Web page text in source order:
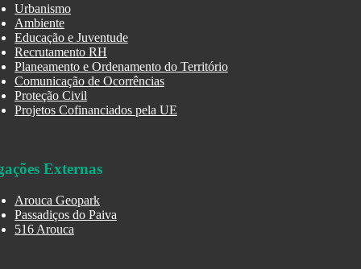
Urbanismo
Ambiente
Educação e Juventude
Recrutamento RH
Planeamento e Ordenamento do Território
Comunicação de Ocorrências
Proteção Civil
Projetos Cofinanciados pela UE
Externas
Arouca Geopark
Passadiços do Paiva
516 Arouca